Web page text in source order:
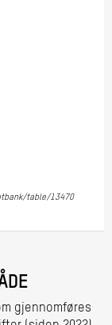
table/13470
gjennomføres